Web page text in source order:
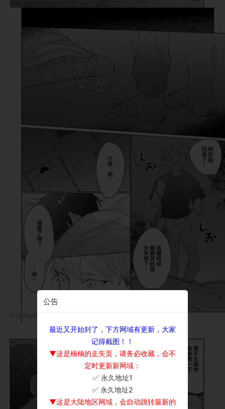
公告
最近又开始封了，下方网域有更新，大家
记得截图！！
▼这是楠楠的走失页，请务必收藏，会不
定时更新新网域：
✅ 永久地址1
✅ 永久地址2
▼这是大陆地区网域，会自动跳转最新的